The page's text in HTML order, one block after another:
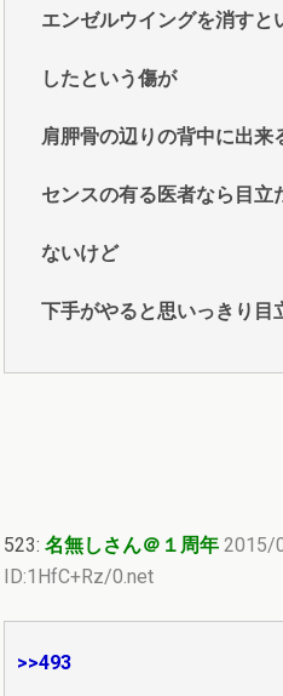
エンゼルウイングを消すと
したという傷が
肩胛骨の辺りの背中に出来
センスの有る医者なら目立
ないけど
下手がやると思いっきり目
523: 名無しさん＠１周年 2015/
ID:1HfC+Rz/0.net
>>493